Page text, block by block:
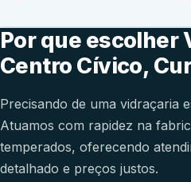
Por que escolher
Centro Cívico,
Precisando de uma vidraçaria
Atuamos com rapidez na
temperados, oferecendo
detalhado e preços justos.